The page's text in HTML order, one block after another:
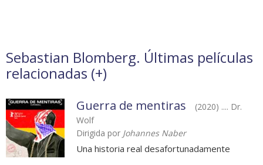
Sebastian Blomberg. Últimas películas
relacionadas (+)
Guerra de mentiras
(2020) .... Dr.
Wolf
Dirigida por Johannes Naber
Una historia real desafortunadamente